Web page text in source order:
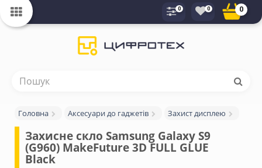
0
0 0
Головна Аксесуари до гаджетів Захист дисплею
Захисне скло Samsung Galaxy S9
(G960) MakeFuture 3D FULL GLUE
Black